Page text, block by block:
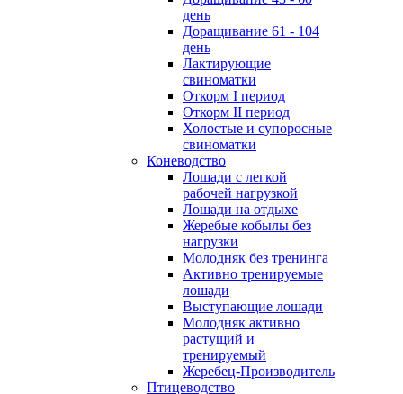
день
Доращивание 61 - 104
день
Лактирующие
свиноматки
Откорм I период
Откорм II период
Холостые и супоросные
свиноматки
Коневодство
Лошади с легкой
рабочей нагрузкой
Лошади на отдыхе
Жеребые кобылы без
нагрузки
Молодняк без тренинга
Активно тренируемые
лошади
Выступающие лошади
Молодняк активно
растущий и
тренируемый
Жеребец-Производитель
Птицеводство